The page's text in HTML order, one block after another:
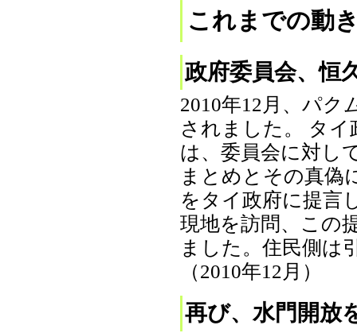
これまでの動
政府委員会、恒
2010年12月、パク
されました。 タ
は、委員会に対し
まとめとその真偽
をタイ政府に提言
現地を訪問、この
ました。住民側は
（2010年12月）
再び、水門開放